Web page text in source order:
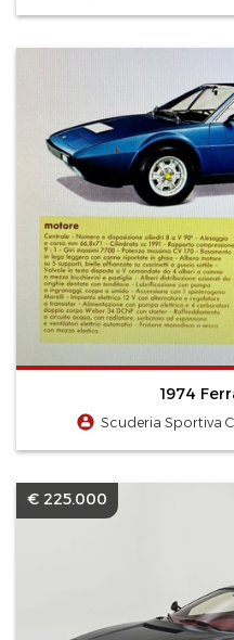
1974
Scuderia Sportiva
€ 225.000